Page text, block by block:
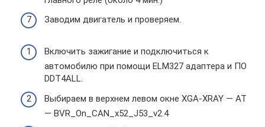
Заводим двигатель и проверяем.
Включить зажигание и подключиться к
автомобилю при помощи ELM327 адаптера и ПО
DDT4ALL.
Выбираем в верхнем левом окне XGA-XRAY — AT
— BVR_On_CAN_x52_J53_v2.4